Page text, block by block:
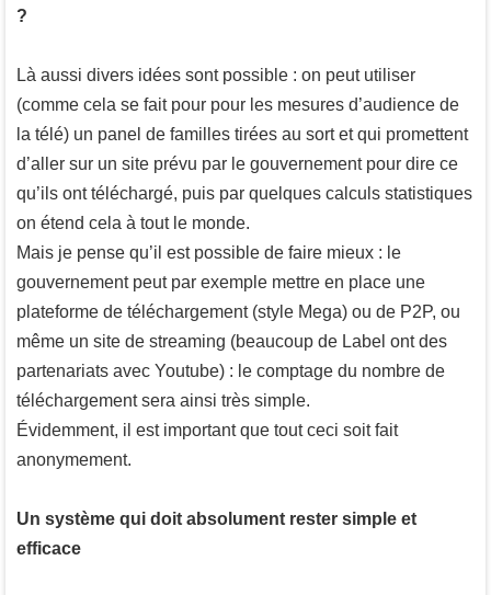
?
Là aussi divers idées sont possible : on peut utiliser
(comme cela se fait pour pour les mesures d’audience de
la télé) un panel de familles tirées au sort et qui promettent
d’aller sur un site prévu par le gouvernement pour dire ce
qu’ils ont téléchargé, puis par quelques calculs statistiques
on étend cela à tout le monde.
Mais je pense qu’il est possible de faire mieux : le
gouvernement peut par exemple mettre en place une
plateforme de téléchargement (style Mega) ou de P2P, ou
même un site de streaming (beaucoup de Label ont des
partenariats avec Youtube) : le comptage du nombre de
téléchargement sera ainsi très simple.
Évidemment, il est important que tout ceci soit fait
anonymement.
Un système qui doit absolument rester simple et
efficace